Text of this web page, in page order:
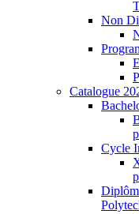
Non
Catalogue
Cycle